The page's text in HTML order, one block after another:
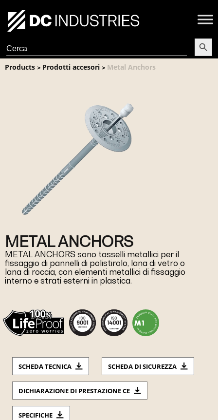
Search
for:
Search
Products > Prodotti accesori > Metal Anchors
METAL ANCHORS
METAL ANCHORS sono tasselli metallici per il
fissaggio di pannelli di polistirolo, lana di vetro o
lana di roccia, con elementi metallici di fissaggio
interno e strati esterni in plastica.
SCHEDA TECNICA SCHEDA DI SICUREZZA
DICHIARAZIONE DI PRESTAZIONE CE
SPECIFICHE